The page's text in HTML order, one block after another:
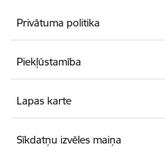
Privātuma politika
Piekļūstamība
Lapas karte
Sīkdatņu izvēles maiņa